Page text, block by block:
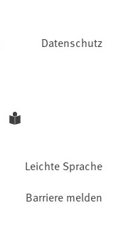
Datenschutz
Leichte Sprache
Barriere melden